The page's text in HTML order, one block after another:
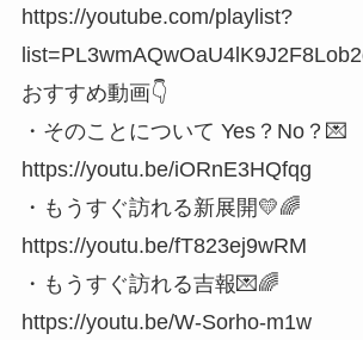
https://youtube.com/playlist?
おすすめ動画👇
・そのことについて Yes？No？💌
https://youtu.be/iORnE3HQfqg
・もうすぐ訪れる新展開💛🌈
https://youtu.be/fT823ej9wRM
・もうすぐ訪れる吉報💌🌈
https://youtu.be/W-Sorho-m1w